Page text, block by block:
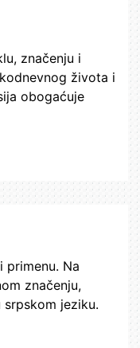
značenju i
života i
obogaćuje
primenu. Na
značenju,
jeziku.